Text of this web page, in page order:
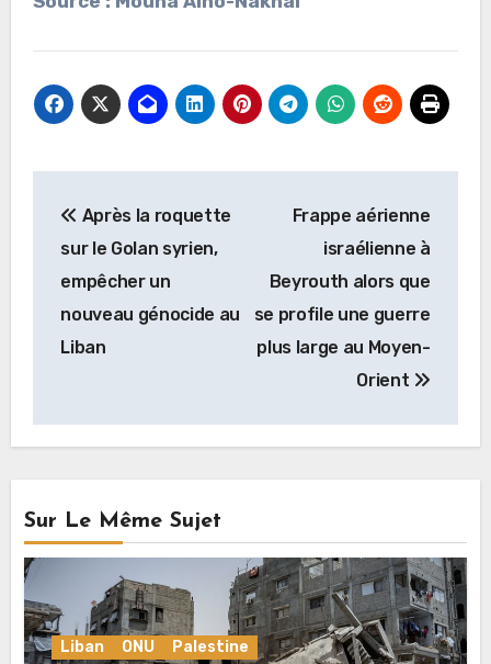
de
l’article
Après la roquette
sur le Golan syrien,
empêcher un
nouveau génocide au
Liban
Frappe aérienne
israélienne à
Beyrouth alors que
se profile une guerre
plus large au Moyen-
Orient
Sur Le Même Sujet
Liban ONU Palestine